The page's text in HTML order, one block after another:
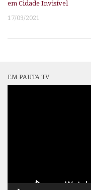
em Cidade Invisível
17/09/2021
EM PAUTA TV